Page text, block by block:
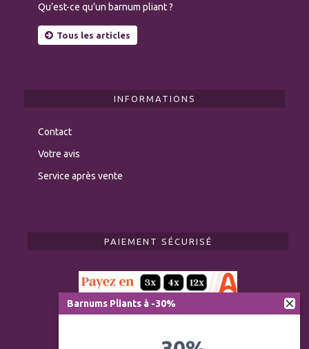
Qu’est-ce qu’un barnum pliant ?
Tous les articles
INFORMATIONS
Contact
Votre avis
Service après vente
PAIEMENT SÉCURISÉ
Barnums Pliants à -30%